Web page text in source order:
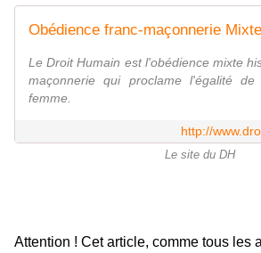
Le Droit Humain est l'obédience mixte
maçonnerie qui proclame l'égalité
femme.
http://
Le site du DH
Attention ! Cet article, comme tous les